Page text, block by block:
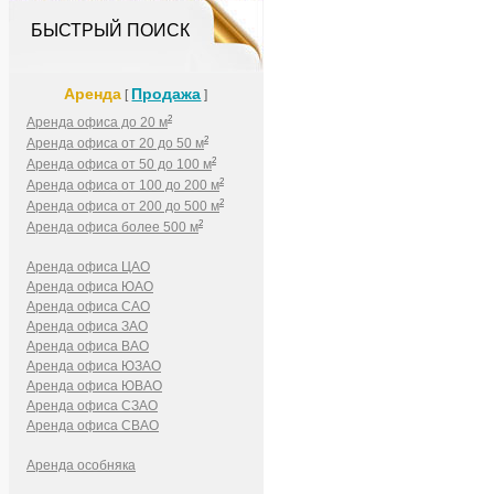
БЫСТРЫЙ ПОИСК
Аренда [ Продажа ]
Аренда офиса до 20 м2
Аренда офиса от 20 до 50 м2
Аренда офиса от 50 до 100 м2
Аренда офиса от 100 до 200 м2
Аренда офиса от 200 до 500 м2
Аренда офиса более 500 м2
Аренда офиса ЦАО
Аренда офиса ЮАО
Аренда офиса САО
Аренда офиса ЗАО
Аренда офиса ВАО
Аренда офиса ЮЗАО
Аренда офиса ЮВАО
Аренда офиса СЗАО
Аренда офиса СВАО
Аренда особняка